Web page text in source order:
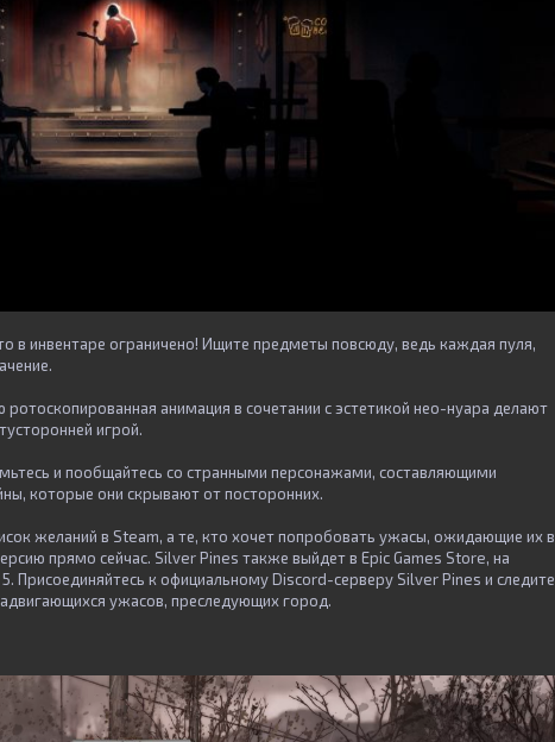
в инвентаре ограничено! Ищите предметы повсюду, ведь каждая пуля,
ротоскопированная анимация в сочетании с эстетикой нео-нуара делают
игрой.
и пообщайтесь со странными персонажами, составляющими
которые они скрывают от посторонних.
желаний в Steam, а те, кто хочет попробовать ужасы, ожидающие их в
прямо сейчас. Silver Pines также выйдет в Epic Games Store, на
Присоединяйтесь к официальному Discord-серверу Silver Pines и следите
ужасов, преследующих город.